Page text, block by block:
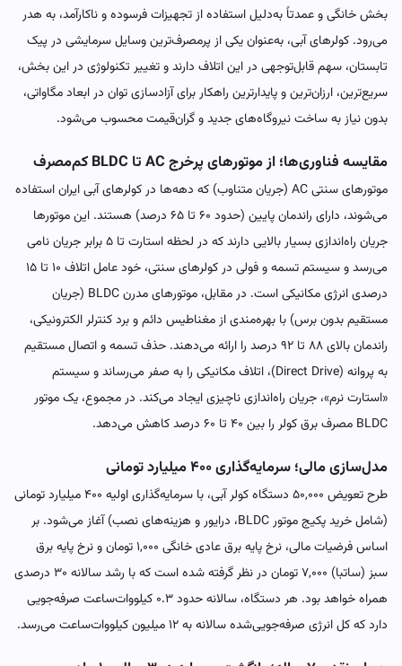
بخش خانگی و عمدتاً به‌دلیل استفاده از تجهیزات فرسوده و ناکارآمد، به هدر
می‌رود. کولرهای آبی، به‌عنوان یکی از پرمصرف‌ترین وسایل سرمایشی در پیک
تابستان، سهم قابل‌توجهی در این اتلاف دارند و تغییر تکنولوژی در این بخش،
سریع‌ترین، ارزان‌ترین و پایدارترین راهکار برای آزادسازی توان در ابعاد مگاواتی،
بدون نیاز به ساخت نیروگاه‌های جدید و گران‌قیمت محسوب می‌شود.
مقایسه فناوری‌ها؛ از موتورهای پرخرج AC تا BLDC کم‌مصرف
موتورهای سنتی AC (جریان متناوب) که دهه‌ها در کولرهای آبی ایران استفاده
می‌شوند، دارای راندمان پایین (حدود ۶۰ تا ۶۵ درصد) هستند. این موتورها
جریان راه‌اندازی بسیار بالایی دارند که در لحظه استارت تا ۵ برابر جریان نامی
می‌رسد و سیستم تسمه و فولی در کولرهای سنتی، خود عامل اتلاف ۱۰ تا ۱۵
درصدی انرژی مکانیکی است. در مقابل، موتورهای مدرن BLDC (جریان
مستقیم بدون برس) با بهره‌مندی از مغناطیس دائم و برد کنترلر الکترونیکی،
راندمان بالای ۸۸ تا ۹۲ درصد را ارائه می‌دهند. حذف تسمه و اتصال مستقیم
به پروانه (Direct Drive)، اتلاف مکانیکی را به صفر می‌رساند و سیستم
«استارت نرم»، جریان راه‌اندازی ناچیزی ایجاد می‌کند. در مجموع، یک موتور
BLDC مصرف برق کولر را بین ۴۰ تا ۶۰ درصد کاهش می‌دهد.
مدل‌سازی مالی؛ سرمایه‌گذاری ۴۰۰ میلیارد تومانی
طرح تعویض ۵۰,۰۰۰ دستگاه کولر آبی، با سرمایه‌گذاری اولیه ۴۰۰ میلیارد تومانی
(شامل خرید پکیج موتور BLDC، درایور و هزینه‌های نصب) آغاز می‌شود. بر
اساس فرضیات مالی، نرخ پایه برق عادی خانگی ۱,۰۰۰ تومان و نرخ پایه برق
سبز (ساتبا) ۷,۰۰۰ تومان در نظر گرفته شده است که با رشد سالانه ۳۰ درصدی
همراه خواهد بود. هر دستگاه، سالانه حدود ۰.۳ کیلووات‌ساعت صرفه‌جویی
دارد که کل انرژی صرفه‌جویی‌شده سالانه به ۱۲ میلیون کیلووات‌ساعت می‌رسد.